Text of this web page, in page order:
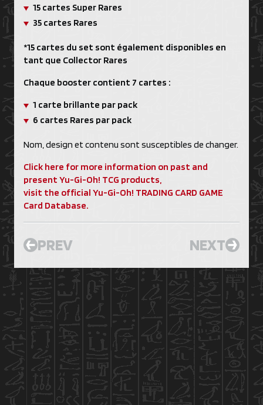
15 cartes Super Rares
35 cartes Rares
*15 cartes du set sont également disponibles en
tant que Collector Rares
Chaque booster contient 7 cartes :
1 carte brillante par pack
6 cartes Rares par pack
Nom, design et contenu sont susceptibles de changer.
Click here for more information on past and
present Yu-Gi-Oh! TCG products,
visit the official Yu-Gi-Oh! TRADING CARD GAME
Card Database.
PREV NEXT